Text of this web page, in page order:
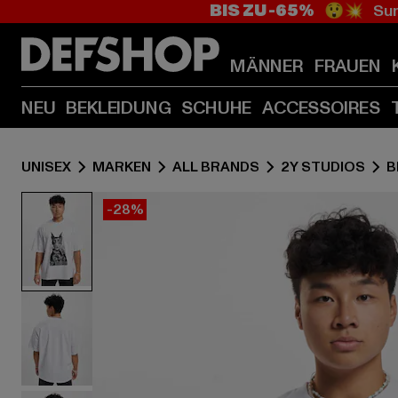
BIS ZU -65% 😲💥
MÄNNER FRAUEN
NEU BEKLEIDUNG SCHUHE ACCESSOIRES
UNISEX MARKEN ALL BRANDS 2Y STUDIOS
-28%